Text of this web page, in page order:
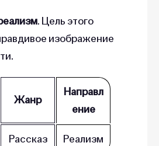
. Цель этого
изображение
Жанр
Направл
ение
Рассказ Реализм